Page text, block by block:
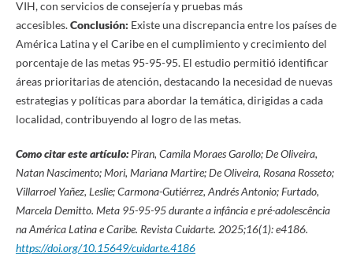
VIH, con servicios de consejería y pruebas más
accesibles.Conclusión: Existe una discrepancia entre los países de
América Latina y el Caribe en el cumplimiento y crecimiento del
porcentaje de las metas 95-95-95. El estudio permitió identificar
áreas prioritarias de atención, destacando la necesidad de nuevas
estrategias y políticas para abordar la temática, dirigidas a cada
localidad, contribuyendo al logro de las metas.
Como citar este artículo:Piran, Camila Moraes Garollo; De Oliveira,
Natan Nascimento; Mori, Mariana Martire; De Oliveira, Rosana Rosseto;
Villarroel Yañez, Leslie; Carmona-Gutiérrez, Andrés Antonio; Furtado,
Marcela Demitto. Meta 95-95-95 durante a infância e pré-adolescência
na América Latina e Caribe. Revista Cuidarte. 2025;16(1): e4186.
https://doi.org/10.15649/cuidarte.4186